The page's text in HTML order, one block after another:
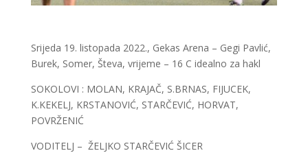
Srijeda 19. listopada 2022., Gekas Arena – Gegi Pavlić,
Burek, Somer, Števa, vrijeme – 16 C idealno za hakl
SOKOLOVI : MOLAN, KRAJAČ, S.BRNAS, FIJUCEK,
K.KEKELJ, KRSTANOVIĆ, STARČEVIĆ, HORVAT,
POVRŽENIĆ
VODITELJ – ŽELJKO STARČEVIĆ ŠICER